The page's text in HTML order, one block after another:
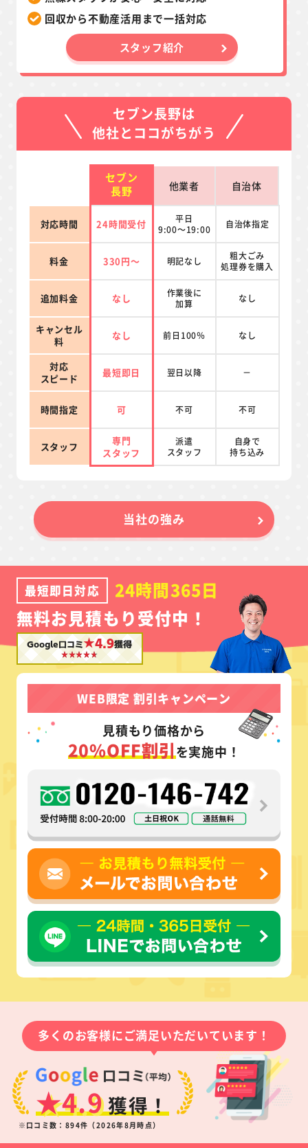
回収から不動産活用まで一括対応
スタッフ紹介
セブン長野は
他社とココがちがう
セブン
長野
他業者 自治体
対応時間 24時間受付
平日
9:00～19:00
自治体指定
料金 330円～ 明記なし
粗大ごみ
処理券を購入
追加料金 なし
作業後に
加算
なし
キャンセル
料
なし 前日100％ なし
対応
スピード
最短即日 翌日以降 －
時間指定 可 不可 不可
スタッフ
専門
スタッフ
派遣
スタッフ
自身で
持ち込み
当社の強み
最短即日対応
24時間365日
無料お見積もり受付中！
Google口コミ★4.9獲得
WEB限定 割引キャンペーン
見積もり価格から
20%OFF割引を実施中！
多くのお客様にご満足いただいています！
★4.9獲得！
※口コミ数：894件（2026年8月時点）